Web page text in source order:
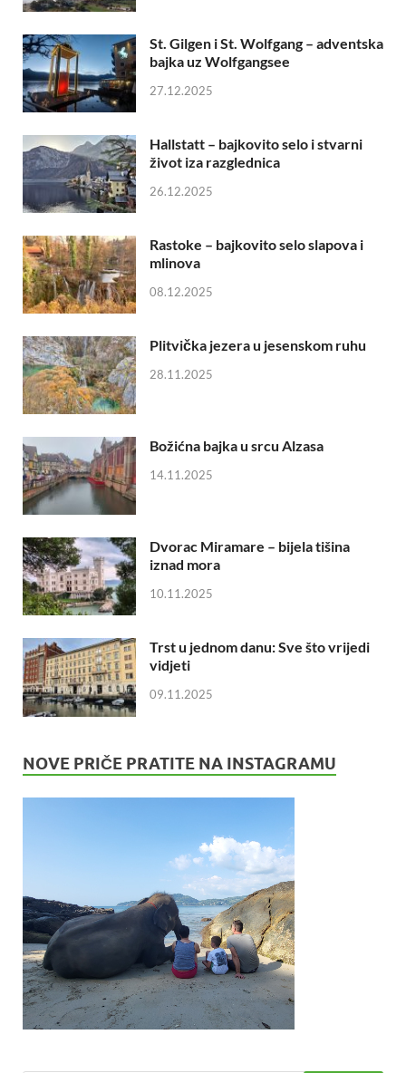
St. Gilgen i St. Wolfgang – adventska
bajka uz Wolfgangsee
27.12.2025
Hallstatt – bajkovito selo i stvarni
život iza razglednica
26.12.2025
Rastoke – bajkovito selo slapova i
mlinova
08.12.2025
Plitvička jezera u jesenskom ruhu
28.11.2025
Božićna bajka u srcu Alzasa
14.11.2025
Dvorac Miramare – bijela tišina
iznad mora
10.11.2025
Trst u jednom danu: Sve što vrijedi
vidjeti
09.11.2025
NOVE PRIČE PRATITE NA INSTAGRAMU